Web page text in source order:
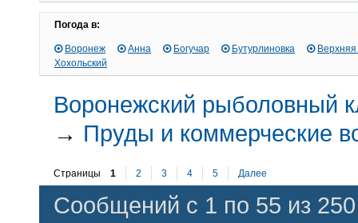
Погода в:
Воронеж Анна Богучар Бутурлиновка
Хохольский
Воронежский рыболовный
→ Пруды и коммерческие
Страницы 1 2 3 4 5 Далее
Сообщений с 1 по 55 из 250